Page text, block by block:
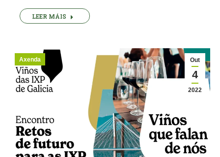
LEER MÁIS
Out
4
2022
Axenda